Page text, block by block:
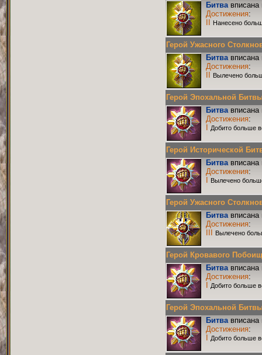
Битвавписана
Достижения:
Нанесено
Герой Ужасного
Битвавписана
Достижения:
Вылечено
Герой Эпохальной
Битвавписана
Достижения:
Добито больше
Герой Исторической
Битвавписана
Достижения:
Вылечено
Герой Ужасного
Битвавписана
Достижения:
Вылечено
Герой Кровавого
Битвавписана
Достижения:
Добито больше
Герой Эпохальной
Битвавписана
Достижения:
Добито больше